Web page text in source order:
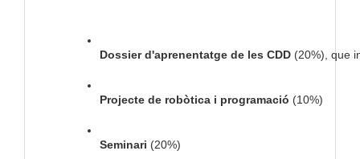
Dossier d'aprenentatge de les CDD (20%), que
Projecte de robòtica i programació (10%)
Seminari (20%)